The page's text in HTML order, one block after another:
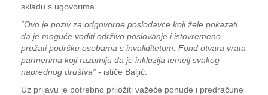
skladu s ugovorima.
“Ovo je poziv za odgovorne poslodavce koji žele pokazati
da je moguće voditi održivo poslovanje i istovremeno
pružati podršku osobama s invaliditetom. Fond otvara vrata
partnerima koji razumiju da je inkluzija temelj svakog
naprednog društva” - ističe Baljić.
Uz prijavu je potrebno priložiti važeće ponude i predračune